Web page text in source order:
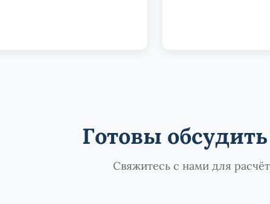
Готовы
Свяжитесь с нами для